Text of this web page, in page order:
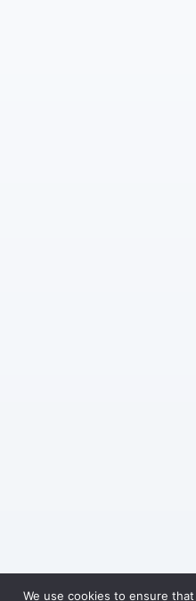
We use cookies to ensure